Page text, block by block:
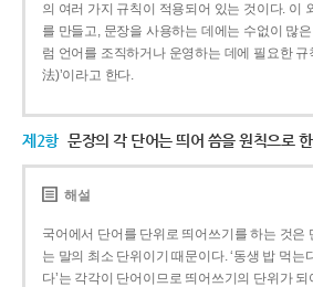
의 여러 가지 규칙이 적용되어 있는 것이다. 이
를 만들고, 문장을 사용하는 데에는 수없이 많
럼 언어를 조직하거나 운영하는 데에 필요한 규
法)’이라고 한다.
제2항 문장의 각 단어는 띄어 씀을 원칙으로 한
해설
국어에서 단어를 단위로 띄어쓰기를 하는 것은
는 말의 최소 단위이기 때문이다. ‘동생 밥 먹는다
다’는 각각이 단어이므로 띄어쓰기의 단위가 되